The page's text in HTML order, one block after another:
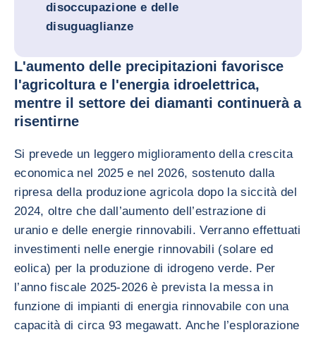
disoccupazione e delle
disuguaglianze
L'aumento delle precipitazioni favorisce
l'agricoltura e l'energia idroelettrica,
mentre il settore dei diamanti continuerà a
risentirne
Si prevede un leggero miglioramento della crescita
economica nel 2025 e nel 2026, sostenuto dalla
ripresa della produzione agricola dopo la siccità del
2024, oltre che dall’aumento dell’estrazione di
uranio e delle energie rinnovabili. Verranno effettuati
investimenti nelle energie rinnovabili (solare ed
eolica) per la produzione di idrogeno verde. Per
l’anno fiscale 2025-2026 è prevista la messa in
funzione di impianti di energia rinnovabile con una
capacità di circa 93 megawatt. Anche l’esplorazione